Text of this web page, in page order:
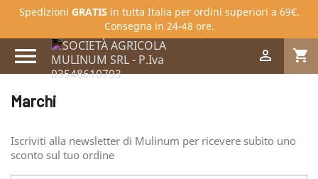
Spedizioni GRATIS in tutta Italia per ordini superiori a 69€.
Consegna in 24-48 ore.
 shopping_cart

Marchi
Iscriviti alla newsletter di Mulinum per ricevere subito uno
sconto sul tuo ordine